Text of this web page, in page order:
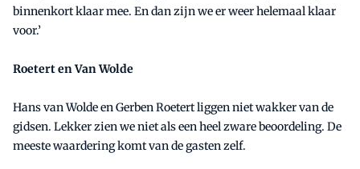
binnenkort klaar mee. En dan zijn we er weer helemaal klaar
voor.’
Roetert en Van Wolde
Hans van Wolde en Gerben Roetert liggen niet wakker van de
gidsen. Lekker zien we niet als een heel zware beoordeling. De
meeste waardering komt van de gasten zelf.